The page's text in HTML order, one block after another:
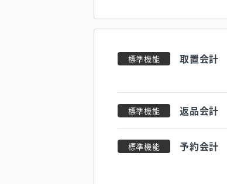
標準機能 取置会計
標準機能 返品会計
標準機能 予約会計